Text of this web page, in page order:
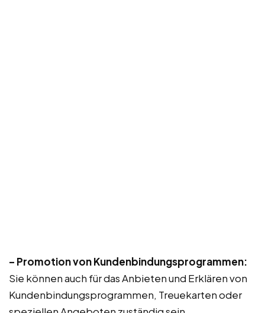
– Promotion von Kundenbindungsprogrammen:
Sie können auch für das Anbieten und Erklären von
Kundenbindungsprogrammen, Treuekarten oder